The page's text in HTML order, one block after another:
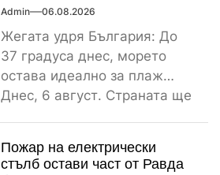
Admin 06.08.2026
Жегата удря България: До
37 градуса днес, морето
остава идеално за плаж
Днес, 6 август. Страната ще
Пожар на електрически
стълб остави част от Равда